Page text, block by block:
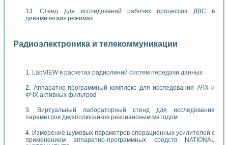
Стенд для исследований рабочих процессов ДВС в
динамических режимах
Радиоэлектроника и телекоммуникации
LabVIEW в расчетах радиолиний систем передачи данных
Аппаратно-программный комплекс для исследования АЧХ и
ФЧХ активных фильтров
Виртуальный лабораторный стенд для исследования
параметров двухполюсников резонансным методом
Измерение шумовых параметров операционных усилителей с
применением аппаратно-программных средств NATIONAL